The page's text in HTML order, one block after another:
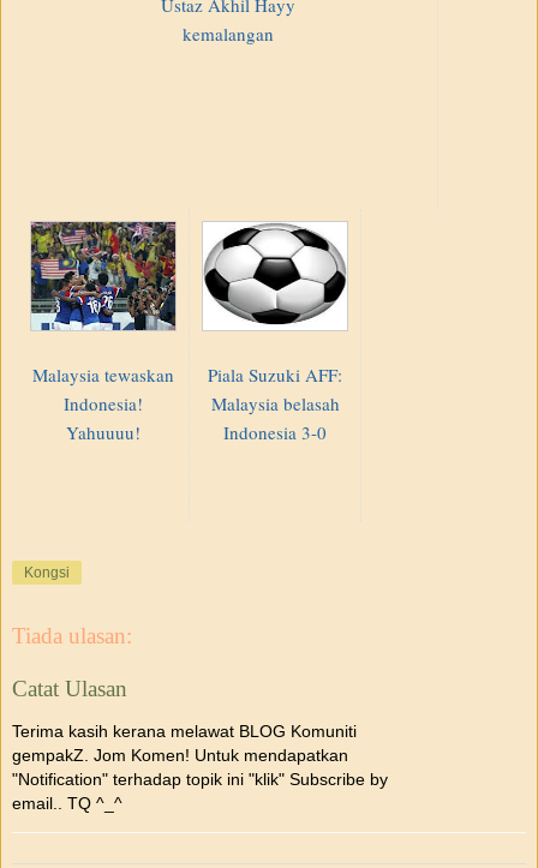
Ustaz Akhil Hayy
kemalangan
Malaysia tewaskan
Indonesia!
Yahuuuu!
Piala Suzuki AFF:
Malaysia belasah
Indonesia 3-0
Kongsi
Tiada ulasan:
Catat Ulasan
Terima kasih kerana melawat BLOG Komuniti
gempakZ. Jom Komen! Untuk mendapatkan
"Notification" terhadap topik ini "klik" Subscribe by
email.. TQ ^_^